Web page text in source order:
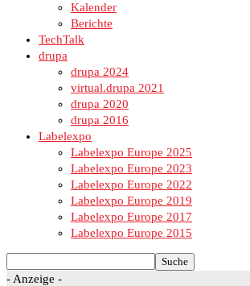
Kalender
Berichte
TechTalk
drupa
drupa 2024
virtual.drupa 2021
drupa 2020
drupa 2016
Labelexpo
Labelexpo Europe 2025
Labelexpo Europe 2023
Labelexpo Europe 2022
Labelexpo Europe 2019
Labelexpo Europe 2017
Labelexpo Europe 2015
- Anzeige -